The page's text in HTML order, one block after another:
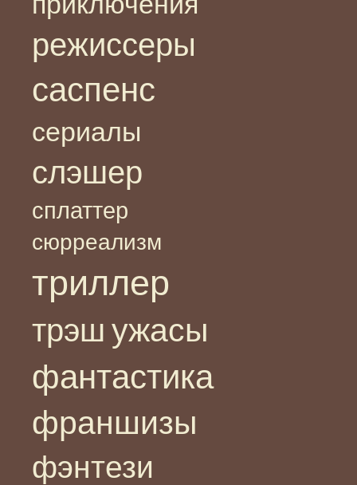
режиссеры
саспенс
сериалы
слэшер
сплаттер
сюрреализм
триллер
трэш ужасы
фантастика
франшизы
фэнтези